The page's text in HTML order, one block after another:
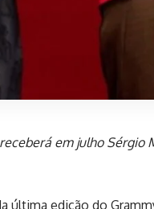
em julho Sérgio
última edição do